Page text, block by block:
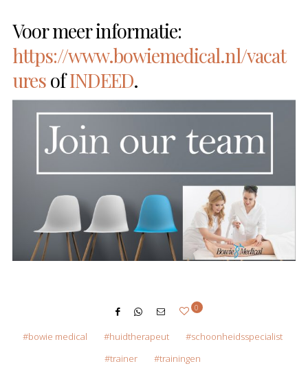
Voor meer informatie:
https://www.bowiemedical.nl/vacat
uresofINDEED.
0
bowie medical huidtherapeut
schoonheidsspecialist
trainer
trainingen